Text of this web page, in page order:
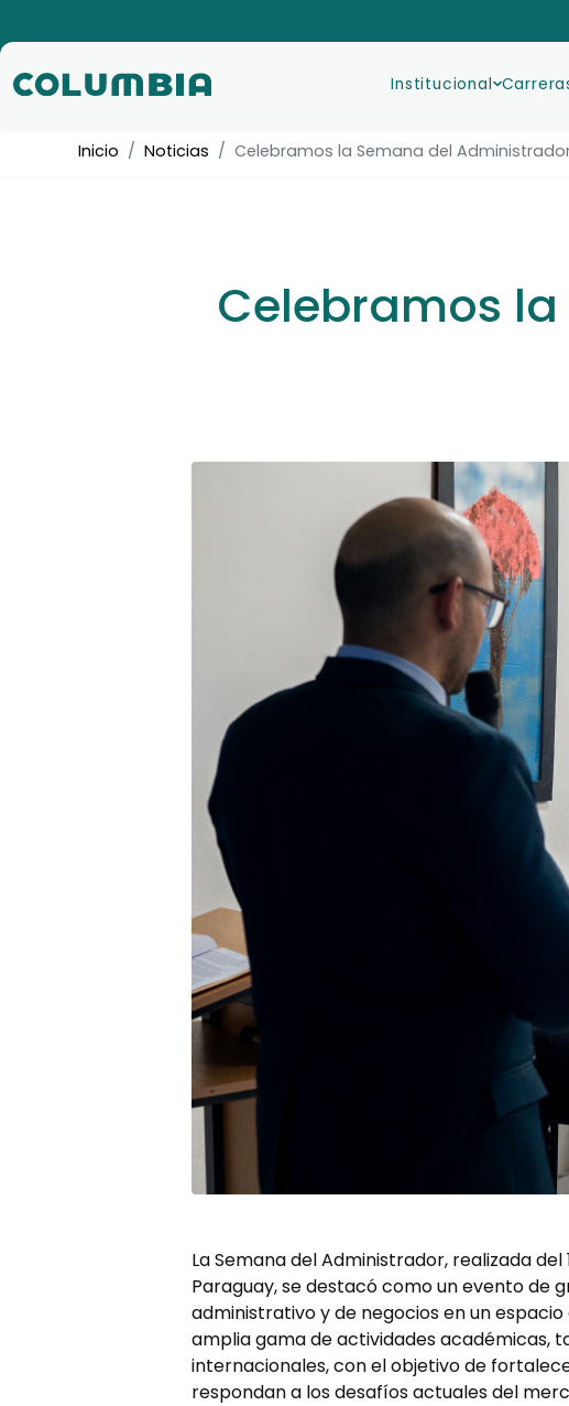
Institucional
Inicio Noticias Celebramos la Semana del
Celebramos
La Semana del Administrador, realizada
Paraguay, se destacó como un evento de
administrativo y de negocios en un
amplia gama de actividades académicas,
internacionales, con el objetivo de
respondan a los desafíos actuales del